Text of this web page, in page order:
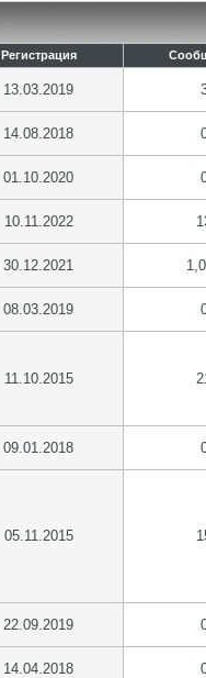
Регистрация
13.03.2019
14.08.2018
01.10.2020
10.11.2022
30.12.2021
08.03.2019
11.10.2015
09.01.2018
05.11.2015
22.09.2019
14.04.2018